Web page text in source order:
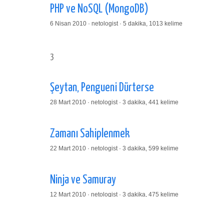
PHP ve NoSQL (MongoDB)
6 Nisan 2010 · netologist · 5 dakika, 1013 kelime
3
Şeytan, Pengueni Dürterse
28 Mart 2010 · netologist · 3 dakika, 441 kelime
Zamanı Sahiplenmek
22 Mart 2010 · netologist · 3 dakika, 599 kelime
Ninja ve Samuray
12 Mart 2010 · netologist · 3 dakika, 475 kelime